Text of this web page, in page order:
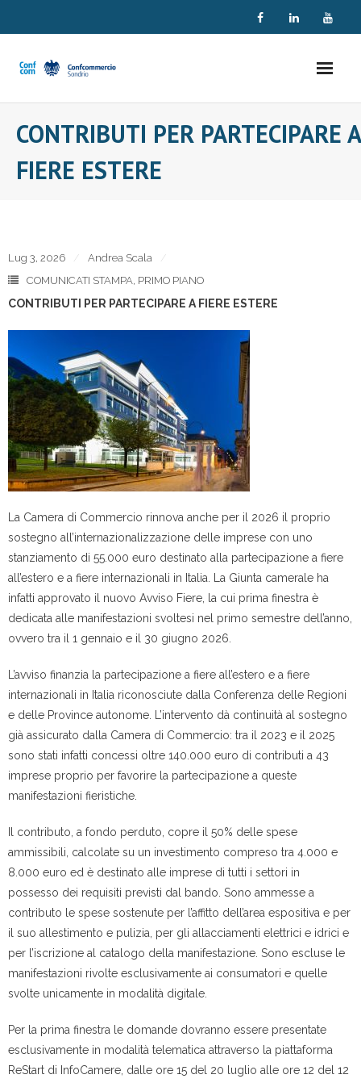
CONTRIBUTI PER PARTECIPARE A
FIERE ESTERE
Lug 3, 2026
Andrea Scala
COMUNICATI STAMPA, PRIMO PIANO
CONTRIBUTI PER PARTECIPARE A FIERE ESTERE
La Camera di Commercio rinnova anche per il 2026 il proprio
sostegno all’internazionalizzazione delle imprese con uno
stanziamento di 55.000 euro destinato alla partecipazione a fiere
all’estero e a fiere internazionali in Italia. La Giunta camerale ha
infatti approvato il nuovo Avviso Fiere, la cui prima finestra è
dedicata alle manifestazioni svoltesi nel primo semestre dell’anno,
ovvero tra il 1 gennaio e il 30 giugno 2026.
L’avviso finanzia la partecipazione a fiere all’estero e a fiere
internazionali in Italia riconosciute dalla Conferenza delle Regioni
e delle Province autonome. L’intervento dà continuità al sostegno
già assicurato dalla Camera di Commercio: tra il 2023 e il 2025
sono stati infatti concessi oltre 140.000 euro di contributi a 43
imprese proprio per favorire la partecipazione a queste
manifestazioni fieristiche.
Il contributo, a fondo perduto, copre il 50% delle spese
ammissibili, calcolate su un investimento compreso tra 4.000 e
8.000 euro ed è destinato alle imprese di tutti i settori in
possesso dei requisiti previsti dal bando. Sono ammesse a
contributo le spese sostenute per l’affitto dell’area espositiva e per
il suo allestimento e pulizia, per gli allacciamenti elettrici e idrici e
per l’iscrizione al catalogo della manifestazione. Sono escluse le
manifestazioni rivolte esclusivamente ai consumatori e quelle
svolte unicamente in modalità digitale.
Per la prima finestra le domande dovranno essere presentate
esclusivamente in modalità telematica attraverso la piattaforma
ReStart di InfoCamere, dalle ore 15 del 20 luglio alle ore 12 del 12